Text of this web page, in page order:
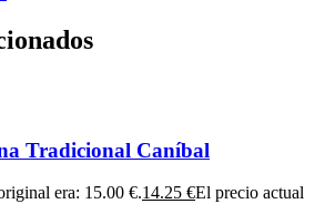
Tradicional Caníbal
era: 15.00 €.14.25 €El precio actual